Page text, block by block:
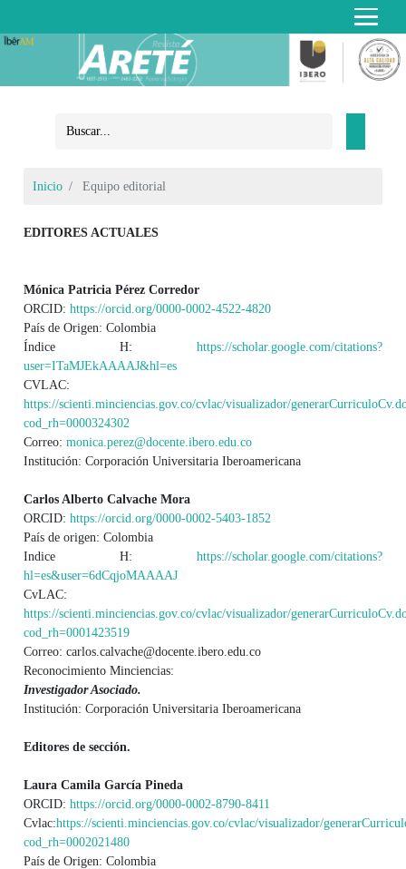
Inicio Equipo editorial
EDITORES ACTUALES
Mónica Patricia Pérez Corredor
ORCID:https://orcid.org/0000-0002-4522-4820
País de Origen: Colombia
Índice H: https://scholar.google.com/citations?
user=ITaMJEkAAAAJ&hl=es
CVLAC:
https://scienti.minciencias.gov.co/cvlac/visualizador/
cod_rh=0000324302
Correo:monica.perez@docente.ibero.edu.co
Institución: Corporación Universitaria Iberoamericana
Carlos Alberto Calvache Mora
ORCID:https://orcid.org/0000-0002-5403-1852
País de origen: Colombia
Indice H: https://scholar.google.com/citations?
hl=es&user=6dCqjoMAAAAJ
CvLAC:
https://scienti.minciencias.gov.co/cvlac/visualizador/
cod_rh=0001423519
Correo: carlos.calvache@docente.ibero.edu.co
Reconocimiento Minciencias:
Investigador Asociado.
Institución: Corporación Universitaria Iberoamericana
Editores de sección.
Laura Camila García Pineda
ORCID:https://orcid.org/0000-0002-8790-8411
Cvlac:https://scienti.minciencias.gov.co/cvlac/visualizador/
cod_rh=0002021480
País de Origen: Colombia